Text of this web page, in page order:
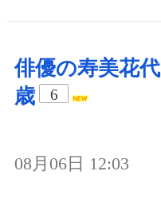
俳優の寿美花
歳
6
08月06日 12:03